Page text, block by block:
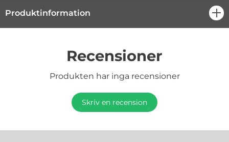
Produktinformation
Recensioner
Produkten har inga recensioner
Skriv en recension